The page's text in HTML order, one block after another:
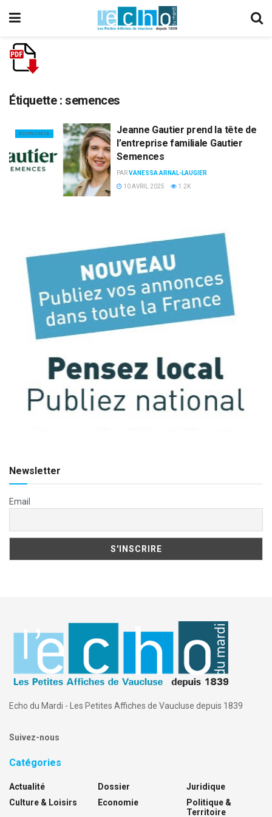
Étiquette :semences
ECONOMIE
Jeanne Gautier prend la tête de
l’entreprise familiale Gautier
Semences
PARVANESSA ARNAL-LAUGIER
10 AVRIL 2025
1.2K
Newsletter
Email
Echo du Mardi - Les Petites Affiches de Vaucluse depuis 1839
Suivez-nous
Catégories
Actualité
Culture & Loisirs
Dossier
Economie
Juridique
Politique &
Territoire